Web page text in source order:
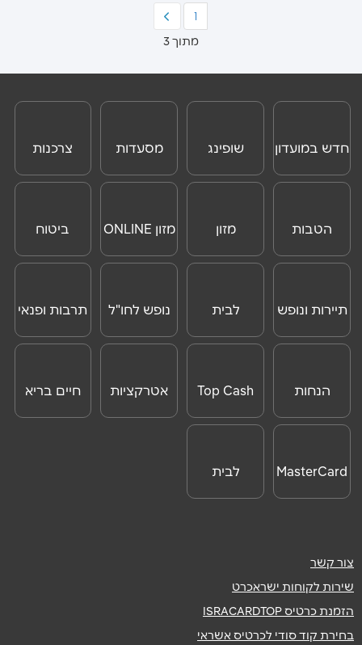
1
מתוך 3
חדש במועדון
שופינג
וצרכנות
מסעדות
צרכנות
ONLINE
הטבות
לנוסעים
מזון מזון ONLINE
ביטוח
נסיעות לחו"ל
תיירות ונופש
לבית
ONLINE
נופש לחו"ל תרבות ופנאי
הנחות
לאטרקציות
Top Cash אטרקציות חיים בריא
MasterCard
Day
לבית
צור קשר
שירות לקוחות ישראכרט
הזמנת כרטיס ISRACARDTOP
בחירת קוד סודי לכרטיס אשראי